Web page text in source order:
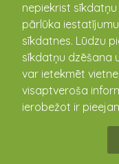
nepiekrist
pārlūka
sīkdatnes. Lūdzu
sīkdatņu dzēšana
var ietekmēt
visaptveroša
ierobežot ir